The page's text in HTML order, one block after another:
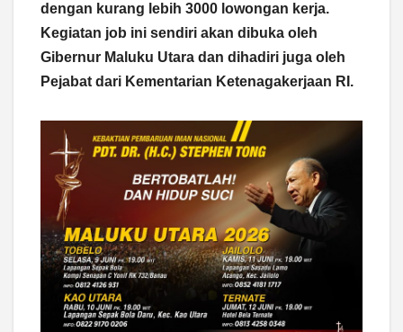
dengan kurang lebih 3000 lowongan kerja.
Kegiatan job ini sendiri akan dibuka oleh
Gibernur Maluku Utara dan dihadiri juga oleh
Pejabat dari Kementarian Ketenagakerjaan RI.